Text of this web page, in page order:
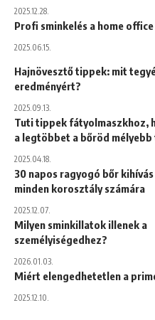
2025.12.28.
Profi sminkelés a home
2025.06.15.
Hajnövesztő tippek: mit
eredményért?
2025.09.13.
Tuti tippek fátyolmaszkhoz,
a legtöbbet a bőröd
2025.04.18.
30 napos ragyogó bőr
minden korosztály számára
2025.12.07.
Milyen sminkillatok illenek a
személyiségedhez?
2026.01.03.
Miért elengedhetetlen a
2025.12.10.